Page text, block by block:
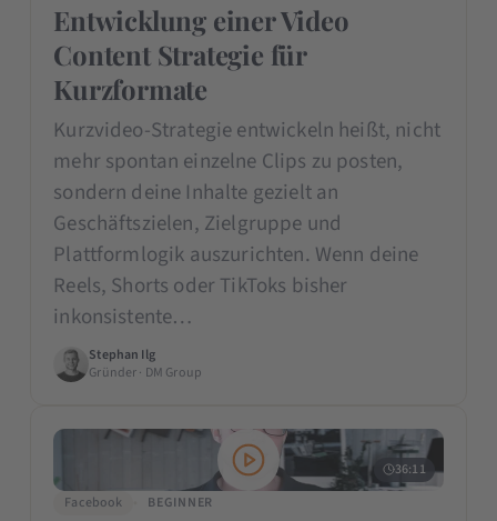
Entwicklung einer Video
Content Strategie für
Kurzformate
Kurzvideo-Strategie entwickeln heißt, nicht
mehr spontan einzelne Clips zu posten,
sondern deine Inhalte gezielt an
Geschäftszielen, Zielgruppe und
Plattformlogik auszurichten. Wenn deine
Reels, Shorts oder TikToks bisher
inkonsistente…
Stephan Ilg
Gründer · DM Group
36:11
Facebook
BEGINNER